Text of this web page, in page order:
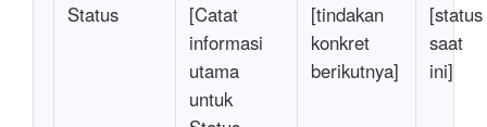
Status
[Catat
informasi
utama
untuk
[tindakan
konkret
berikutnya]
[status
saat
ini]